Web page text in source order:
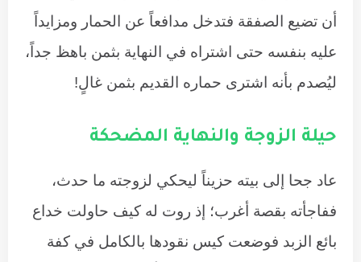
أن تضيع الصفقة فتدخل مدافعاً عن الحمار ومزايداً
عليه بنفسه حتى اشتراه في النهاية بثمن باهظ جداً،
ليُصدم بأنه اشترى حماره القديم بثمن غالٍ!
حيلة الزوجة والنهاية المضحكة
عاد جحا إلى بيته حزيناً ليحكي لزوجته ما حدث،
ففاجأته بقصة أغرب؛ إذ روت له كيف حاولت خداع
بائع الزبد فوضعت كيس نقودها بالكامل في كفة